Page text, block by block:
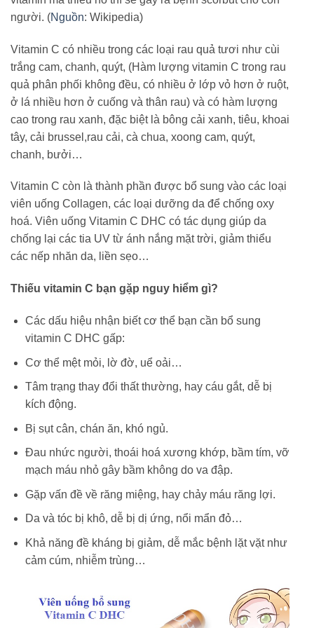
người. (Nguồn: Wikipedia)
Vitamin C có nhiều trong các loại rau quả tươi như cùi
trắng cam, chanh, quýt, (Hàm lượng vitamin C trong rau
quả phân phối không đều, có nhiều ở lớp vỏ hơn ở ruột,
ở lá nhiều hơn ở cuống và thân rau) và có hàm lượng
cao trong rau xanh, đặc biệt là bông cải xanh, tiêu, khoai
tây, cải brussel,rau cải, cà chua, xoong cam, quýt,
chanh, bưởi…
Vitamin C còn là thành phần được bổ sung vào các loại
viên uống Collagen, các loại dưỡng da để chống oxy
hoá. Viên uống Vitamin C DHC có tác dụng giúp da
chống lại các tia UV từ ánh nắng mặt trời, giảm thiểu
các nếp nhăn da, liền sẹo…
Thiếu vitamin C bạn gặp nguy hiểm gì?
Các dấu hiệu nhận biết cơ thể bạn cần bổ sung
vitamin C DHC gấp:
Cơ thể mệt mỏi, lờ đờ, uể oải…
Tâm trạng thay đổi thất thường, hay cáu gắt, dễ bị
kích động.
Bị sụt cân, chán ăn, khó ngủ.
Đau nhức người, thoái hoá xương khớp, bầm tím, vỡ
mạch máu nhỏ gây bầm không do va đập.
Gặp vấn đề về răng miệng, hay chảy máu răng lợi.
Da và tóc bị khô, dễ bị dị ứng, nổi mẩn đỏ…
Khả năng đề kháng bị giảm, dễ mắc bệnh lặt vặt như
cảm cúm, nhiễm trùng…